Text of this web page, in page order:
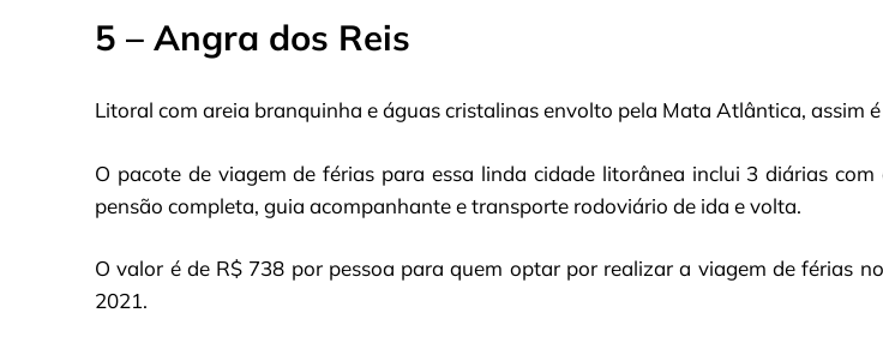
5 – Angra dos Reis
Litoral com areia branquinha e águas cristalinas envolto pela Mata Atlântica, assim
O pacote de viagem de férias para essa linda cidade litorânea inclui 3 diárias
pensão completa, guia acompanhante e transporte rodoviário de ida e volta.
O valor é de R$ 738 por pessoa para quem optar por realizar a viagem de férias
2021.